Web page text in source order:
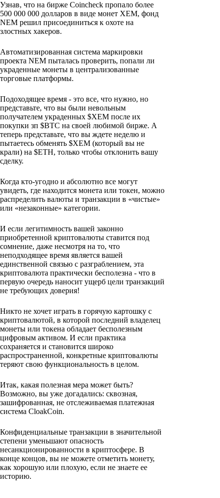
Узнав, что на бирже Coincheck пропало более
500 000 000 долларов в виде монет XEM, фонд
NEM решил присоединиться к охоте на
злостных хакеров.
Автоматизированная система маркировки
проекта NEM пыталась проверить, попали ли
украденные монеты в централизованные
торговые платформы.
Подоходящее время - это все, что нужно, но
представьте, что вы были невольным
получателем украденных $XEM после их
покупки зп $BTC на своей любимой бирже. А
теперь представьте, что вы ждете неделю и
пытаетесь обменять $XEM (который вы не
крали) на $ETH, только чтобы отклонить вашу
сделку.
Когда кто-угодно и абсолютно все могут
увидеть, где находится монета или токен, можно
распределить валюты и транзакции в «чистые»
или «незаконные» категории.
И если легитимность вашей законно
приобретенной криптовалюты ставится под
сомнение, даже несмотря на то, что
неподходящее время является вашей
единственной связью с разграблением, эта
криптовалюта практически бесполезна - что в
первую очередь наносит ущерб цели транзакций
не требующих доверия!
Никто не хочет играть в горячую картошку с
криптовалютой, в которой последний владелец
монеты или токена обладает бесполезным
цифровым активом. И если практика
сохраняется и становится широко
распространенной, конкретные криптовалюты
теряют свою функциональность в целом.
Итак, какая полезная мера может быть?
Возможно, вы уже догадались: сквозная,
зашифрованная, не отслеживаемая платежная
система CloakCoin.
Конфиденциальные транзакции в значительной
степени уменьшают опасность
несанкционированности в криптосфере. В
конце концов, вы не можете отметить монету,
как хорошую или плохую, если не знаете ее
историю.